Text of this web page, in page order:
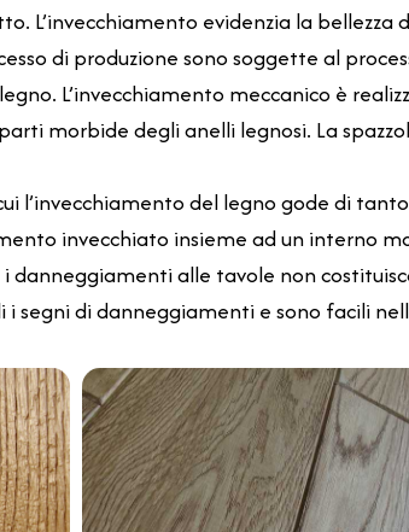
L’invecchiamento evidenzia la bellezza
di produzione sono soggette al
L’invecchiamento meccanico è
morbide degli anelli legnosi. La
l’invecchiamento del legno gode di
invecchiato insieme ad un interno
danneggiamenti alle tavole non
i segni di danneggiamenti e sono facili